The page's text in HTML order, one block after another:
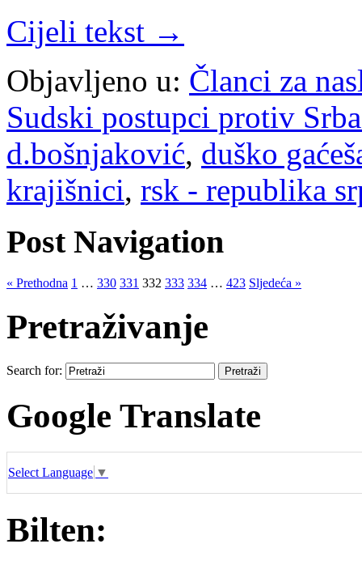
Cijeli tekst →
Objavljeno u: Članci za
Sudski postupci protiv
d.bošnjaković, duško
krajišnici, rsk - republika
Post Navigation
« Prethodna 1 … 330 331 332 333 334 … 423 Sljedeća »
Pretraživanje
Search for:
Google Translate
Select Language ▼
Bilten: